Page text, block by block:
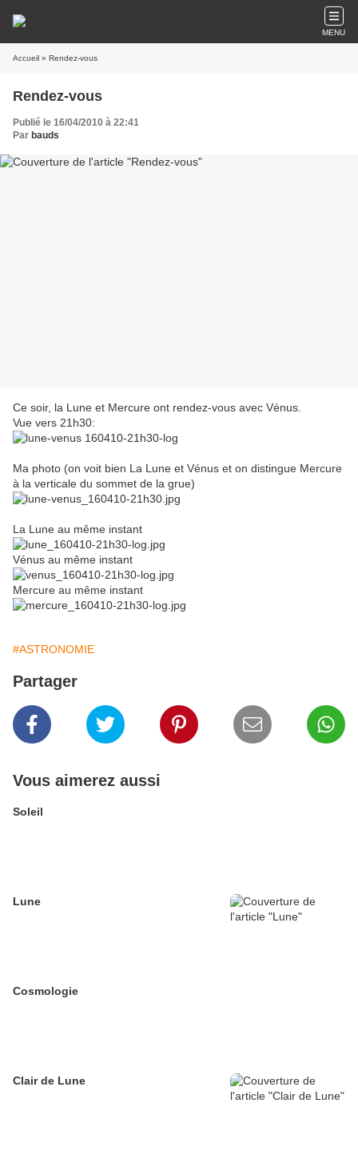
MENU
Accueil » Rendez-vous
Rendez-vous
Publié le 16/04/2010 à 22:41
Par bauds
Ce soir, la Lune et Mercure ont rendez-vous avec Vénus.
Vue vers 21h30:
Ma photo (on voit bien La Lune et Vénus et on distingue Mercure
à la verticale du sommet de la grue)
La Lune au même instant
Vénus au même instant
Mercure au même instant
#ASTRONOMIE
Partager
Vous aimerez aussi
Soleil
Lune
Cosmologie
Clair de Lune